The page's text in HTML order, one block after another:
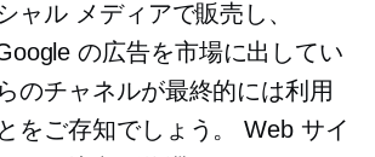
ャル メディアで販売し、
の広告を市場に出してい
のチャネルが最終的には利用
をご存知でしょう。 Web サイ